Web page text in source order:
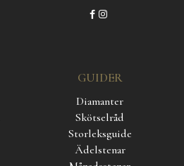
GUIDER
Diamanter
Skötselråd
Storleksguide
Ädelstenar